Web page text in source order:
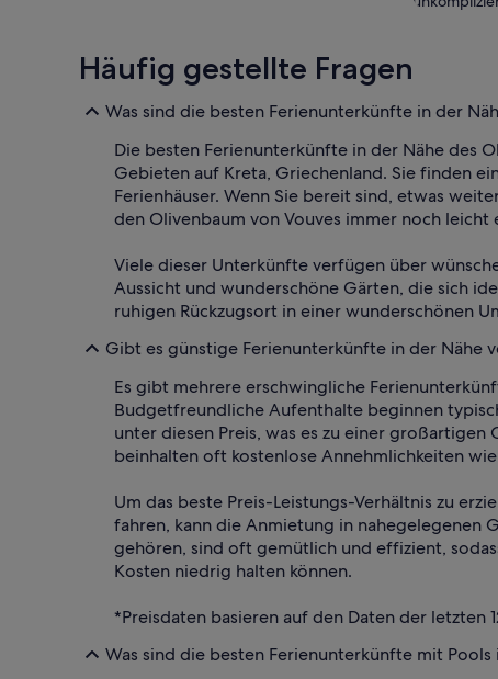
Häufig gestellte Fragen
Was sind die besten Ferienunterkünfte in der
Die besten Ferienunterkünfte in der Nähe des
Gebieten auf Kreta, Griechenland. Sie finden
Ferienhäuser. Wenn Sie bereit sind, etwas
den Olivenbaum von Vouves immer noch leicht
Viele dieser Unterkünfte verfügen über
Aussicht und wunderschöne Gärten, die sich
ruhigen Rückzugsort in einer wunderschönen
Gibt es günstige Ferienunterkünfte in der Nähe
Es gibt mehrere erschwingliche
Budgetfreundliche Aufenthalte beginnen
unter diesen Preis, was es zu einer
beinhalten oft kostenlose Annehmlichkeiten
Um das beste Preis-Leistungs-Verhältnis zu
fahren, kann die Anmietung in nahegelegenen
gehören, sind oft gemütlich und effizient,
Kosten niedrig halten können.
*Preisdaten basieren auf den Daten der letzten
Was sind die besten Ferienunterkünfte mit